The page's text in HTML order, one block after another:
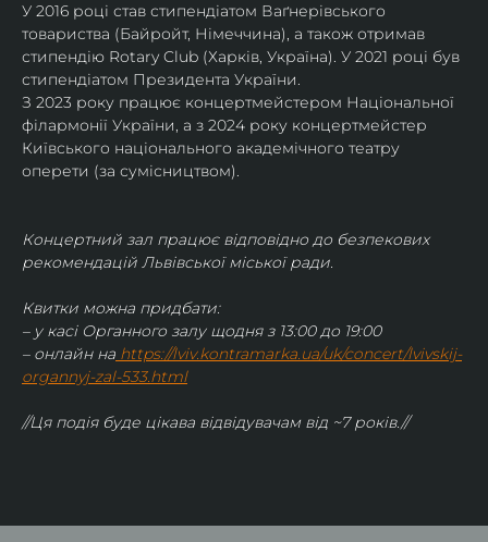
У 2016 році став стипендіатом Ваґнерівського
товариства (Байройт, Німеччина), а також отримав
стипендію Rotary Club (Харків, Україна). У 2021 році був
стипендіатом Президента України.
З 2023 року працює концертмейстером Національної
філармонії України, а з 2024 року концертмейстер
Київського національного академічного театру
оперети (за сумісництвом).
Концертний зал працює відповідно до безпекових
рекомендацій Львівської міської ради.
Квитки можна придбати:
– у касі Органного залу щодня з 13:00 до 19:00
– онлайн на https://lviv.kontramarka.ua/uk/concert/lvivskij-
organnyj-zal-533.html
//Ця подія буде цікава відвідувачам від ~7 років.//